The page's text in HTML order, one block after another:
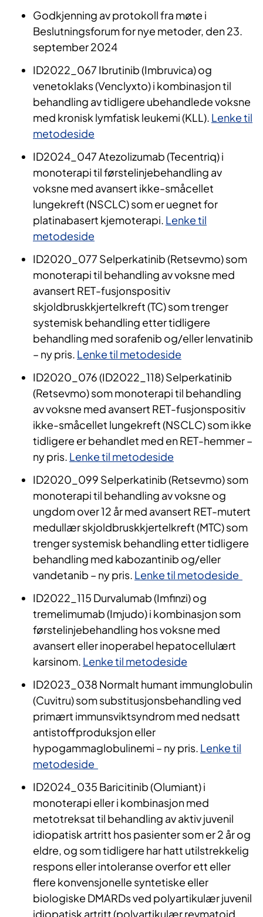
Godkjenning av protokoll fra møte i
Beslutningsforum for nye metoder, den 23.
september 2024
ID2022_067 Ibrutinib (Imbruvica) og
venetoklaks (Venclyxto) i kombinasjon til
behandling av tidligere ubehandlede voksne
med kronisk lymfatisk leukemi (KLL). Lenke til
metodeside
ID2024_047 Atezolizumab (Tecentriq) i
monoterapi til førstelinjebehandling av
voksne med avansert ikke-småcellet
lungekreft (NSCLC) som er uegnet for
platinabasert kjemoterapi. Lenke til
metodeside
ID2020_077 Selperkatinib (Retsevmo) som
monoterapi til behandling av voksne med
avansert RET-fusjonspositiv
skjoldbruskkjertelkreft (TC) som trenger
systemisk behandling etter tidligere
behandling med sorafenib og/eller lenvatinib
– ny pris. Lenke til metodeside
ID2020_076 (ID2022_118) Selperkatinib
(Retsevmo) som monoterapi til behandling
av voksne med avansert RET-fusjonspositiv
ikke-småcellet lungekreft (NSCLC) som ikke
tidligere er behandlet med en RET-hemmer –
ny pris. Lenke til metodeside
ID2020_099 Selperkatinib (Retsevmo) som
monoterapi til behandling av voksne og
ungdom over 12 år med avansert RET-mutert
medullær skjoldbruskkjertelkreft (MTC) som
trenger systemisk behandling etter tidligere
behandling med kabozantinib og/eller
vandetanib – ny pris. Lenke til metodeside
ID2022_115 Durvalumab (Imfinzi) og
tremelimumab (Imjudo) i kombinasjon som
førstelinjebehandling hos voksne med
avansert eller inoperabel hepatocellulært
karsinom. Lenke til metodeside
ID2023_038 Normalt humant immunglobulin
(Cuvitru) som substitusjonsbehandling ved
primært immunsviktsyndrom med nedsatt
antistoffproduksjon eller
hypogammaglobulinemi – ny pris. Lenke til
metodeside
ID2024_035 Baricitinib (Olumiant) i
monoterapi eller i kombinasjon med
metotreksat til behandling av aktiv juvenil
idiopatisk artritt hos pasienter som er 2 år og
eldre, og som tidligere har hatt utilstrekkelig
respons eller intoleranse overfor ett eller
flere konvensjonelle syntetiske eller
biologiske DMARDs ved polyartikulær juvenil
idiopatisk artritt (polyartikulær revmatoid